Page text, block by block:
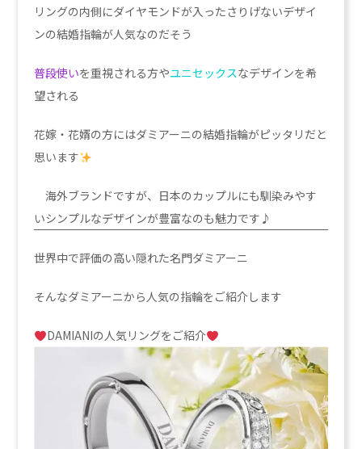
リングの内側にダイヤモンドが入ったさりげないデザイ
ンの結婚指輪が人気なのだそう
普段使いを重視される方やユニセックスなデザインを希
望される
花嫁・花婿の方にはダミアーニの結婚指輪がピッタリだと
思います
海外ブランドですが、日本のカップルにも馴染みやす
いシンプルなデザインが豊富なのも魅力です♪
世界中で評価の高い隠れた名門ダミアーニ
そんなダミアーニから人気の指輪をご紹介します
DAMIANIの人気リングをご紹介